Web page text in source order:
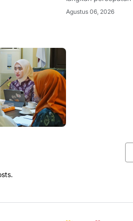
diwujudkan melalui
Agustus 06, 2026